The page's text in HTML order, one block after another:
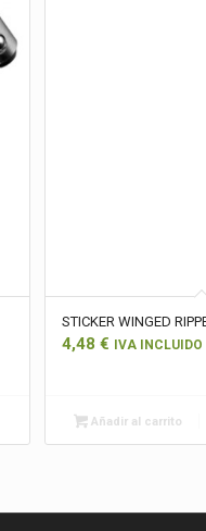
STICKER WINGED
4,48 € IVA INCLUIDO
Añadir al carrito